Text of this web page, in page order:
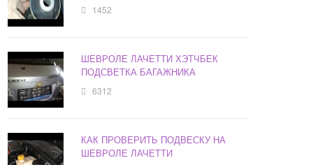
1452
ШЕВРОЛЕ ЛАЧЕТТИ ХЭТЧБЕК
ПОДСВЕТКА БАГАЖНИКА
6312
КАК ПРОВЕРИТЬ ПОДВЕСКУ НА
ШЕВРОЛЕ ЛАЧЕТТИ